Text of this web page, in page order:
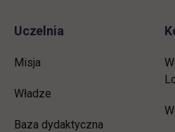
Uczelnia
Misja
Władze
Baza dydaktyczna